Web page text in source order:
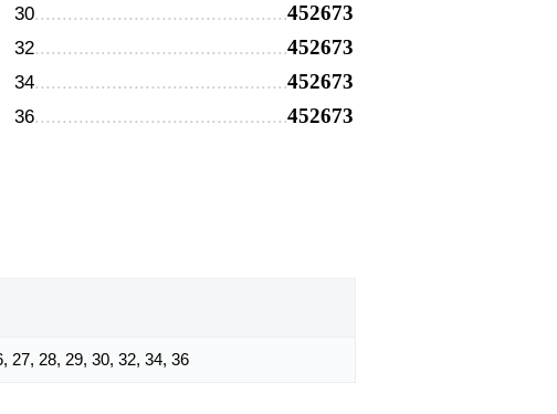
30 452673
32 452673
34 452673
36 452673
27, 28, 29, 30, 32, 34, 36